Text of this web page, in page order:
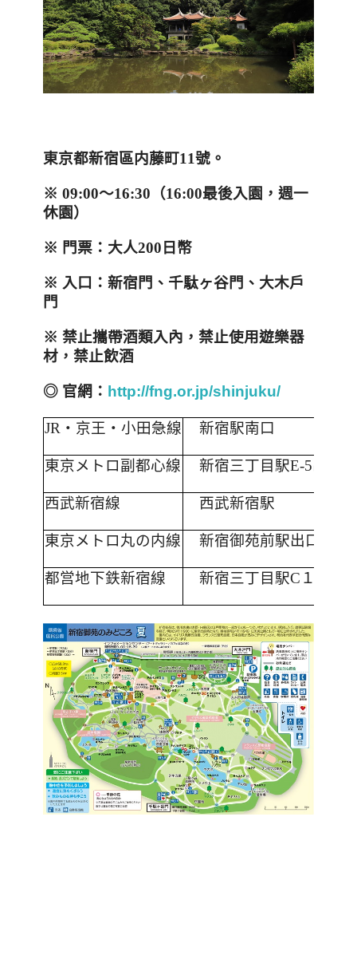
東京都新宿區内藤町11號。
※ 09:00～16:30 （16:00最後入園，週一
休園）
※ 門票：大人200 日幣
※ 入口：新宿門、千駄ヶ谷門、大木戶
門
※ 禁止攜帶酒類入內，禁止使用遊樂器
材，禁止飲酒
◎ 官網： http://fng.or.jp/shinjuku/
JR ・京王・小田急線 新宿駅南口
東京メトロ副都心線 新宿三丁目駅E-5
西武新宿線 西武新宿駅
東京メトロ丸の内線 新宿御苑前駅出口１
都営地下鉄新宿線 新宿三丁目駅C １／